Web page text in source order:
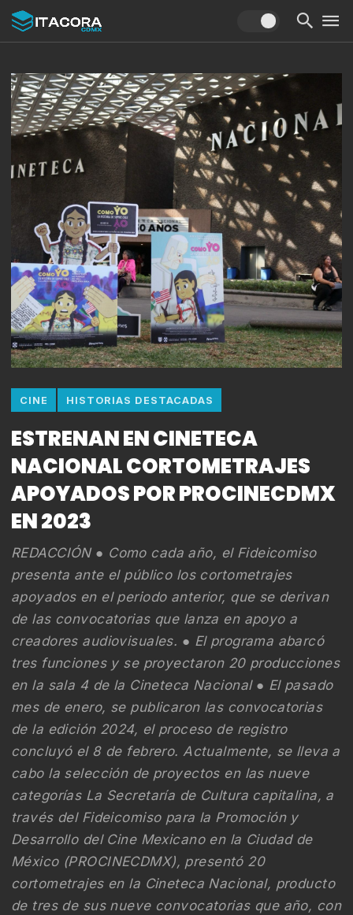
CINE HISTORIAS DESTACADAS
ESTRENAN EN CINETECA
NACIONAL CORTOMETRAJES
APOYADOS POR PROCINECDMX
EN 2023
REDACCIÓN ● Como cada año, el Fideicomiso
presenta ante el público los cortometrajes
apoyados en el periodo anterior, que se derivan
de las convocatorias que lanza en apoyo a
creadores audiovisuales. ● El programa abarcó
tres funciones y se proyectaron 20 producciones
en la sala 4 de la Cineteca Nacional ● El pasado
mes de enero, se publicaron las convocatorias
de la edición 2024, el proceso de registro
concluyó el 8 de febrero. Actualmente, se lleva a
cabo la selección de proyectos en las nueve
categorías La Secretaría de Cultura capitalina, a
través del Fideicomiso para la Promoción y
Desarrollo del Cine Mexicano en la Ciudad de
México (PROCINECDMX), presentó 20
cortometrajes en la Cineteca Nacional, producto
de tres de sus nueve convocatorias que año, con